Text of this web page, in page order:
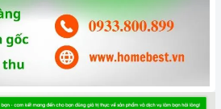
quý khách sẽ có trải nghiệm tuyệt vời
khăn nào trong quá trình sử dụng
chóng:
chuyên nghiệp, tận tâm sẽ đồng